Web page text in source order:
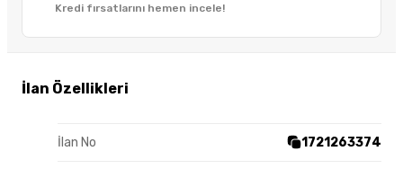
Kredi fırsatlarını hemen incele!
İlan Özellikleri
İlan No 1721263374